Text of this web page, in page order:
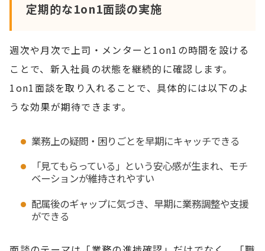
定期的な1on1面談の実施
週次や月次で上司・メンターと1on1の時間を設ける
ことで、新入社員の状態を継続的に確認します。
1on1面談を取り入れることで、具体的には以下のよ
うな効果が期待できます。
業務上の疑問・困りごとを早期にキャッチできる
「見てもらっている」という安心感が生まれ、モチ
ベーションが維持されやすい
配属後のギャップに気づき、早期に業務調整や支援
ができる